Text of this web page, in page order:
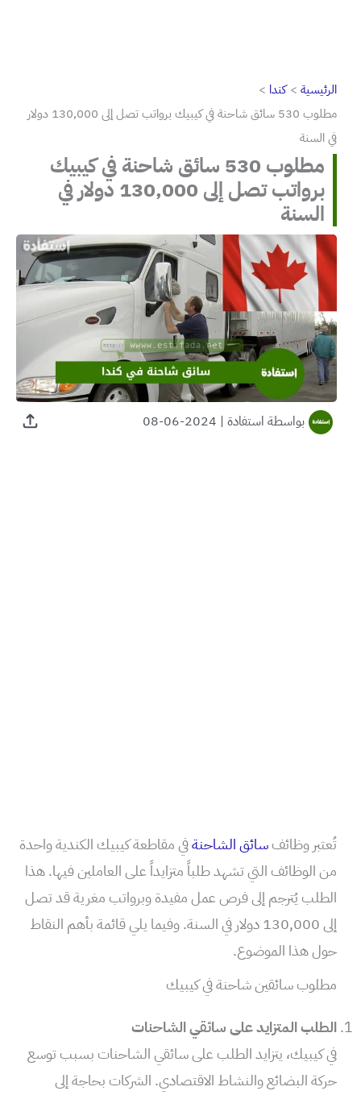
الرئيسية
كندا
مطلوب 530 سائق شاحنة في كيبيك برواتب تصل إلى 130,000 دولار
في السنة
مطلوب 530 سائق شاحنة في كيبيك
برواتب تصل إلى 130,000 دولار في
السنة
بواسطة استفادة |
2024-06-08
تُعتبر وظائفسائق الشاحنةفي مقاطعة كيبيك الكندية واحدة
من الوظائف التي تشهد طلباً متزايداً على العاملين فيها. هذا
الطلب يُترجم إلى فرص عمل مفيدة وبرواتب مغرية قد تصل
إلى 130,000 دولار في السنة. وفيما يلي قائمة بأهم النقاط
حول هذا الموضوع.
مطلوب سائقين شاحنة في كيبيك
الطلب المتزايد على سائقي الشاحنات
في كيبيك، يتزايد الطلب على سائقي الشاحنات بسبب توسع
حركة البضائع والنشاط الاقتصادي. الشركات بحاجة إلى